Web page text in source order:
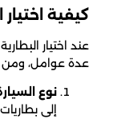
كيفية
عند اختيار
عدة عوامل، ومن
نوع
إلى